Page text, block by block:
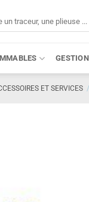
ET SERVICES /